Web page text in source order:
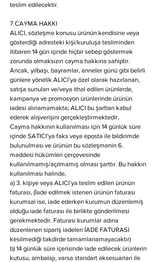
teslim edilecektir.
7.CAYMA HAKKI
ALICI, sözleşme konusu ürünün kendisine veya
gösterdiği adresteki kişi/kuruluşa tesliminden
itibaren 14 gün içinde hiçbir sebep göstermek
zorunda olmaksızın cayma hakkına sahiptir.
Ancak, yılbaşı, bayramlar, anneler günü gibi belirli
günlere yönelik ALICI’ya özel olarak hazırlanan,
satışa sunulan ve/veya ithal edilen ürünlerde,
kampanya ve promosyon ürünlerinde ürünün
iadesi alınamamakta; ALICI bu şartları kabul
ederek alışverişini gerçekleştirmektedir.
Cayma hakkının kullanılması için 14 günlük süre
içinde SATICI’ya faks veya eposta ile bildirimde
bulunulması ve ürünün bu sözleşmenin 6.
maddesi hükümleri çerçevesinde
kullanılmamış/açılmamış olması şarttır. Bu hakkın
kullanılması halinde,
a) 3. kişiye veya ALICI’ya teslim edilen ürünün
faturası, (İade edilmek istenen ürünün faturası
kurumsal ise, iade ederken kurumun düzenlemiş
olduğu iade faturası ile birlikte gönderilmesi
gerekmektedir. Faturası kurumlar adına
düzenlenen sipariş iadeleri İADE FATURASI
kesilmediği takdirde tamamlanamayacaktır)
b) 14 günlük süre içerisinde iade edilecek ürünlerin
kutusu, ambalajı, varsa standart aksesuarları ile